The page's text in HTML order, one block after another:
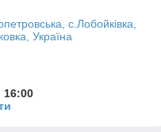
с.Лобойківка,
Україна
16:00